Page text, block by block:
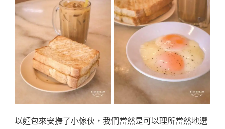
以麵包來安撫了小傢伙，我們當然是可以理所當然地選